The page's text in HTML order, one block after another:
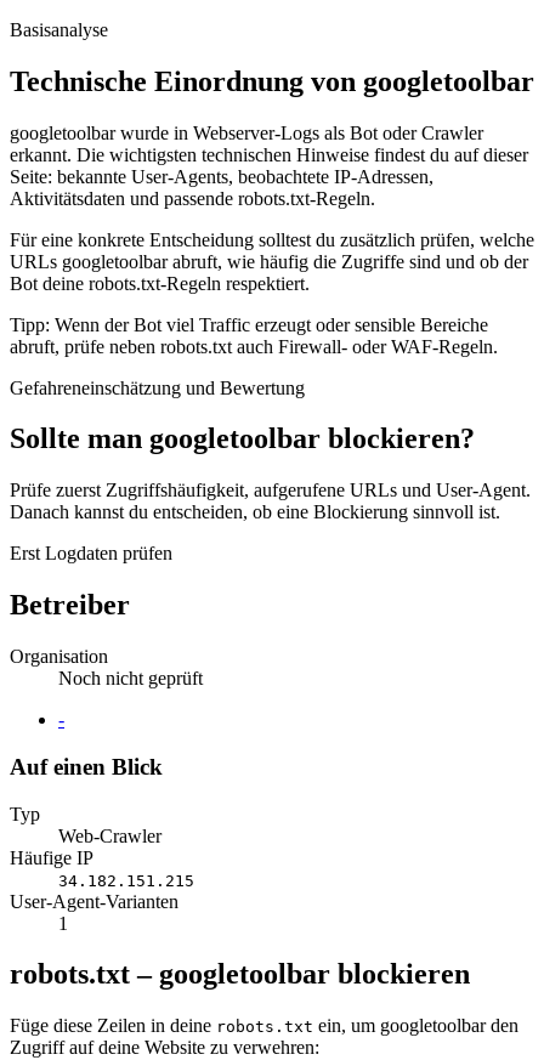
Basisanalyse
Technische Einordnung von googletoolbar
googletoolbar wurde in Webserver-Logs als Bot oder Crawler
erkannt. Die wichtigsten technischen Hinweise findest du auf dieser
Seite: bekannte User-Agents, beobachtete IP-Adressen,
Aktivitätsdaten und passende robots.txt-Regeln.
Für eine konkrete Entscheidung solltest du zusätzlich prüfen, welche
URLs googletoolbar abruft, wie häufig die Zugriffe sind und ob der
Bot deine robots.txt-Regeln respektiert.
Tipp: Wenn der Bot viel Traffic erzeugt oder sensible Bereiche
abruft, prüfe neben robots.txt auch Firewall- oder WAF-Regeln.
Gefahreneinschätzung und Bewertung
Sollte man googletoolbar blockieren?
Prüfe zuerst Zugriffshäufigkeit, aufgerufene URLs und User-Agent.
Danach kannst du entscheiden, ob eine Blockierung sinnvoll ist.
Erst Logdaten prüfen
Betreiber
Organisation
Noch nicht geprüft
Website
-
Auf einen Blick
Typ
Web-Crawler
Häufige IP
34.182.151.215
User-Agent-Varianten
1
robots.txt – googletoolbar blockieren
Füge diese Zeilen in deine robots.txt ein, um googletoolbar den
Zugriff auf deine Website zu verwehren: